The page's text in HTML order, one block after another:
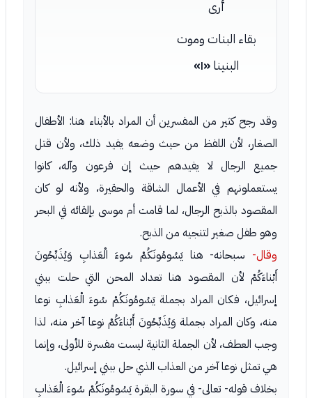
أرى
بقاء البنات وموت
البنينا«١»
وقد رجح كثير من المفسرين أن المراد بالأبناء هنا: الأطفال
الصغار، لأن اللفظ من حيث وضعه يفيد ذلك، ولأن قتل
جميع الرجال لا يفيدهم حيث إن فرعون وآله، كانوا
يستعملونهم في الأعمال الشاقة والحقيرة، ولأنه لو كان
المقصود بالذبح الرجال، لما قامت أم موسى بإلقائه في البحر
وهو طفل صغير لتنجيه من الذبح.
وقال- سبحانه- هنا يَسُومُونَكُمْ سُوءَ الْعَذابِ وَيُذَبِّحُونَ
أَبْناءَكُمْ لأن المقصود هنا تعداد المحن التي حلت ببني
إسرائيل، فكان المراد بجملة يَسُومُونَكُمْ سُوءَ الْعَذابِ نوعا
منه، وكان المراد بجملة وَيُذَبِّحُونَ أَبْناءَكُمْ نوعا آخر منه، لذا
وجب العطف، لأن الجملة الثانية ليست مفسرة للأولى، وإنما
هي تمثل نوعا آخر من العذاب الذي حل ببني إسرائيل.
بخلاف قوله- تعالى- في سورة البقرة يَسُومُونَكُمْ سُوءَ الْعَذابِ